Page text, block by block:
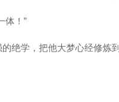
体！”
绝学，把他大梦心经修炼